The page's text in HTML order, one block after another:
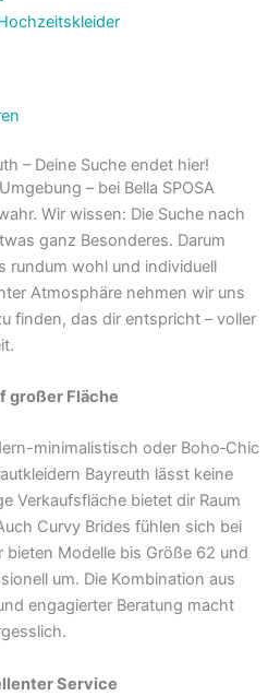
– Deine Suche endet hier!
– bei Bella SPOSA
Wir wissen: Die Suche nach
ganz Besonderes. Darum
rundum wohl und individuell
Atmosphäre nehmen wir uns
finden, das dir entspricht – voller
großer Fläche
minimalistisch oder Boho‑Chic
Bayreuth lässt keine
Verkaufsfläche bietet dir Raum
Curvy Brides fühlen sich bei
Modelle bis Größe 62 und
um. Die Kombination aus
engagierter Beratung macht
Service